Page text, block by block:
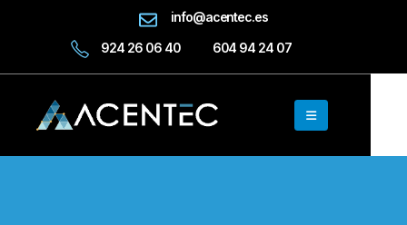
info@acentec.es
924 26 06 40
604 94 24 07